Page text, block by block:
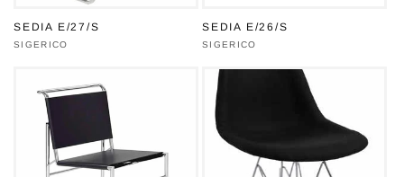
SEDIA E/27/S
Produttore:
SIGERICO
SEDIA E/26/S
Produttore:
SIGERICO